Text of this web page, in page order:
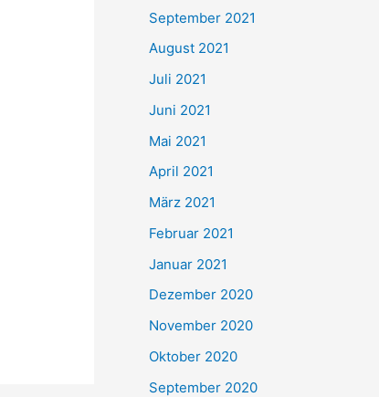
n
h
:
September 2021
August 2021
Juli 2021
Juni 2021
Mai 2021
April 2021
März 2021
Februar 2021
Januar 2021
Dezember 2020
November 2020
Oktober 2020
September 2020